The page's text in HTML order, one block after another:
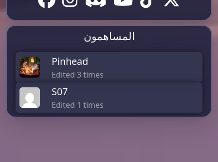
المساهمون
Pinhead
Edited 3 times
S07
Edited 1 times